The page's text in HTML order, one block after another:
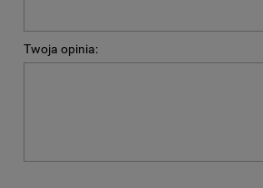
Twoja opinia: